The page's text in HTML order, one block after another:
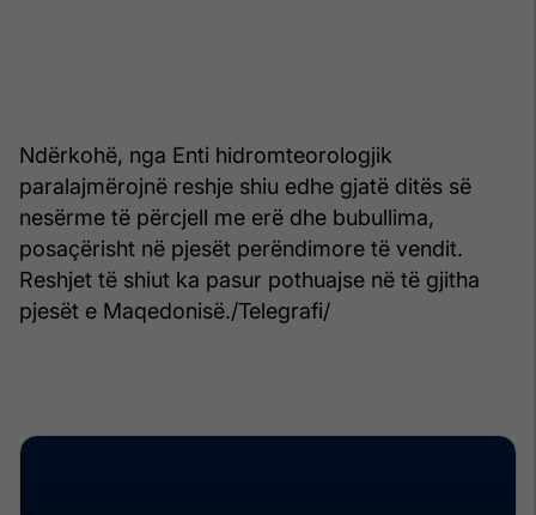
Ndërkohë, nga Enti hidromteorologjik
paralajmërojnë reshje shiu edhe gjatë ditës së
nesërme të përcjell me erë dhe bubullima,
posaçërisht në pjesët perëndimore të vendit.
Reshjet të shiut ka pasur pothuajse në të gjitha
pjesët e Maqedonisë./Telegrafi/